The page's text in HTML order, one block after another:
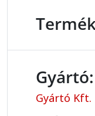
Gyártó:
Gyártó Kft.